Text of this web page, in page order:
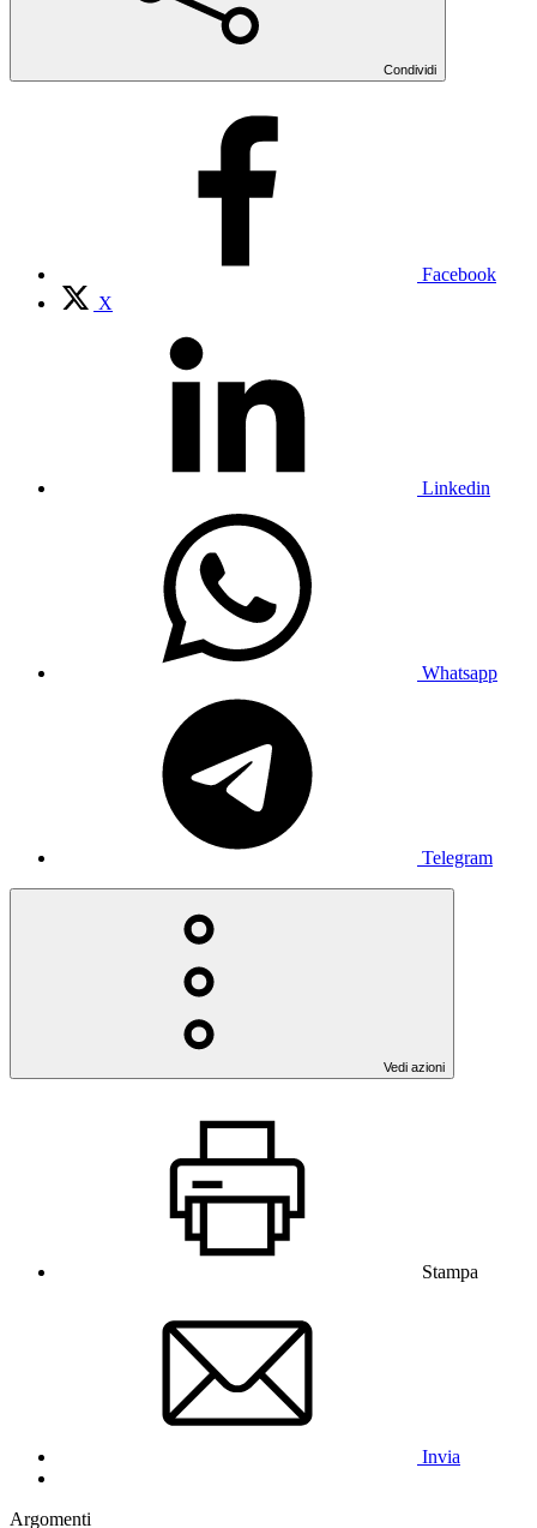
Condividi
Facebook
X
Linkedin
Whatsapp
Telegram
Vedi azioni
Stampa
Invia
Argomenti